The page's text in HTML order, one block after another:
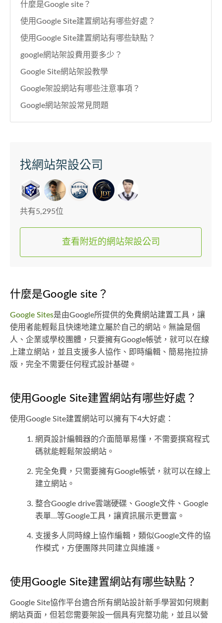
什麼是Google site？
使用Google Site建置網站有哪些好處？
使用Google Site建置網站有哪些缺點？
google網站架設費用要多少？
Google Site網站架設教學
Google架設網站有哪些注意事項？
Google網站架設常見問題
找網站架設公司
共有5,295位
查看附近的網站架設公司
什麼是Google site？
Google Sites是由Google所提供的免費網站建置工具，讓
使用者能輕鬆且快速地建立屬於自己的網站。無論是個
人、企業或學校團體，只要擁有Google帳號，就可以在線
上建立網站，並且支援多人協作、即時編輯、簡易拖拉排
版，完全不需要任何程式設計基礎。
使用Google Site建置網站有哪些好處？
使用Google Site建置網站可以擁有下4大好處：
網頁設計編輯器的介面簡單易懂，不需要撰寫程式
碼就能輕鬆架設網站。
完全免費，只需要擁有Google帳號，就可以在線上
建立網站。
整合Google drive雲端硬碟、Google文件、Google
表單…等Google工具，讓資訊展示更豐富。
支援多人同時線上協作編輯，類似Google文件的協
作模式，方便團隊共同建立與維護。
使用Google Site建置網站有哪些缺點？
Google Site協作平台適合所有網站設計新手學習如何規劃
網站頁面，但若您需要架設一個具有完整功能，並且以營